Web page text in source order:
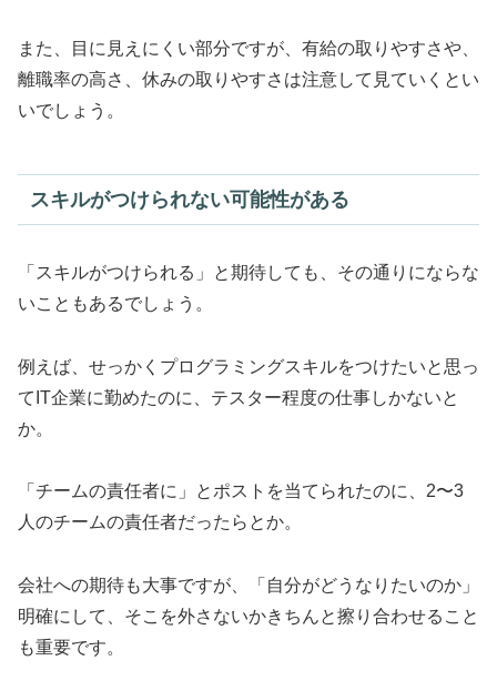
また、目に見えにくい部分ですが、有給の取りやすさや、
離職率の高さ、休みの取りやすさは注意して見ていくとい
いでしょう。
スキルがつけられない可能性がある
「スキルがつけられる」と期待しても、その通りにならな
いこともあるでしょう。
例えば、せっかくプログラミングスキルをつけたいと思っ
てIT企業に勤めたのに、テスター程度の仕事しかないと
か。
「チームの責任者に」とポストを当てられたのに、2〜3
人のチームの責任者だったらとか。
会社への期待も大事ですが、「自分がどうなりたいのか」
明確にして、そこを外さないかきちんと擦り合わせること
も重要です。